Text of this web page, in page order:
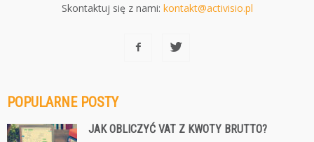
Skontaktuj się z nami: kontakt@activisio.pl
POPULARNE POSTY
JAK OBLICZYĆ VAT Z KWOTY BRUTTO?